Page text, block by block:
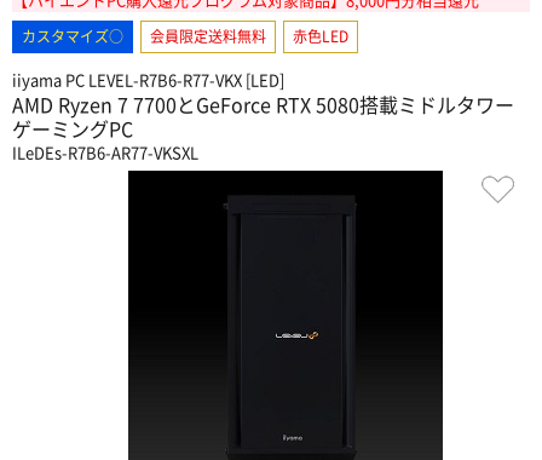
カスタマイズ○ 会員限定送料無料 赤色LED
iiyama PC LEVEL-R7B6-R77-VKX [LED]
AMD Ryzen 7 7700とGeForce RTX 5080搭載ミドルタワー
ゲーミングPC
ILeDEs-R7B6-AR77-VKSXL